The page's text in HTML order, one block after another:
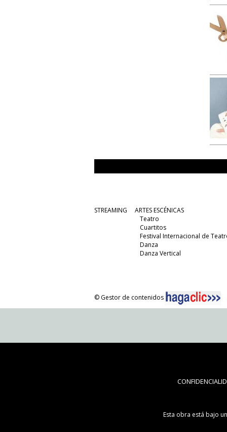
STREAMING
ARTES ESCÉNICAS
Teatro
Cuartitos
Festival Internacional de
Danza
Danza Vertical
© Gestor de contenidos
Esta obra está bajo